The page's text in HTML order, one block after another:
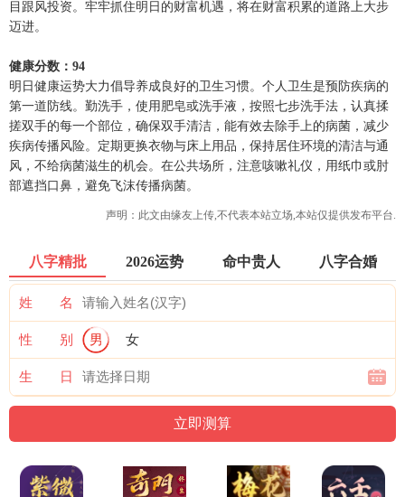
目跟风投资。牢牢抓住明日的财富机遇，将在财富积累的道路上大步
迈进。
健康分数：94
明日健康运势大力倡导养成良好的卫生习惯。个人卫生是预防疾病的
第一道防线。勤洗手，使用肥皂或洗手液，按照七步洗手法，认真揉
搓双手的每一个部位，确保双手清洁，能有效去除手上的病菌，减少
疾病传播风险。定期更换衣物与床上用品，保持居住环境的清洁与通
风，不给病菌滋生的机会。在公共场所，注意咳嗽礼仪，用纸巾或肘
部遮挡口鼻，避免飞沫传播病菌。
声明：此文由缘友 上传,不代表本站立场,本站仅提供发布平台.
八字精批 2026运势 命中贵人 八字合婚
姓 名
性 别 男 女
生 日